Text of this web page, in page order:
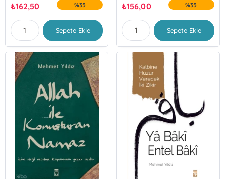
₺162,50 %35
Sepete Ekle
₺156,00 %35
Sepete Ekle